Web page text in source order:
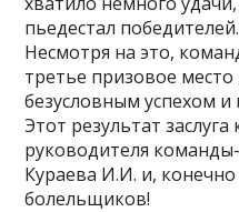
пьедестал победителей.
Несмотря на это,
третье призовое место
безусловным успехом
Этот результат
руководителя
Кураева И.И. и,
болельщиков!